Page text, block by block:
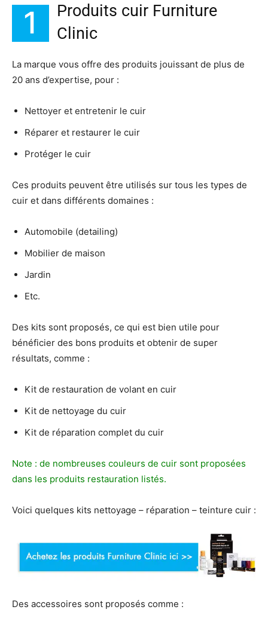
1
Produits cuir Furniture
Clinic
La marque vous offre des produits jouissant de plus de
20 ans d’expertise, pour :
Nettoyer et entretenir le cuir
Réparer et restaurer le cuir
Protéger le cuir
Ces produits peuvent être utilisés sur tous les types de
cuir et dans différents domaines :
Automobile (detailing)
Mobilier de maison
Jardin
Etc.
Des kits sont proposés, ce qui est bien utile pour
bénéficier des bons produits et obtenir de super
résultats, comme :
Kit de restauration de volant en cuir
Kit de nettoyage du cuir
Kit de réparation complet du cuir
Note : de nombreuses couleurs de cuir sont proposées
dans les produits restauration listés.
Voici quelques kits nettoyage – réparation – teinture cuir :
Des accessoires sont proposés comme :